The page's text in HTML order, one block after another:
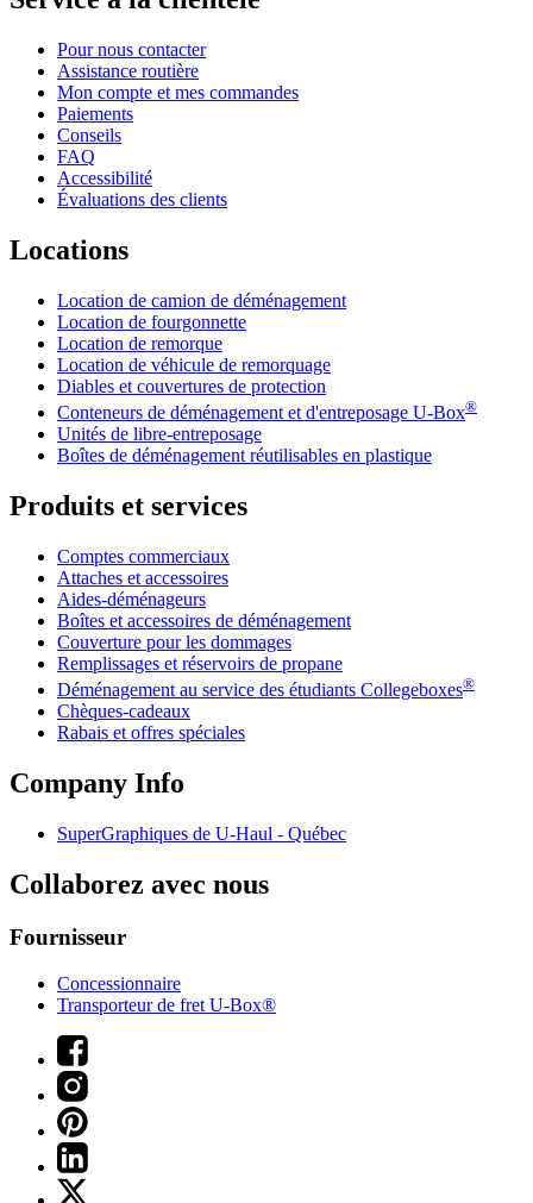
Pour nous contacter
Assistance routière
Mon compte et mes commandes
Paiements
Conseils
FAQ
Accessibilité
Évaluations des clients
Locations
Location de camion de déménagement
Location de fourgonnette
Location de remorque
Location de véhicule de remorquage
Diables et couvertures de protection
Conteneurs de déménagement et d'entreposage U-Box®
Unités de libre-entreposage
Boîtes de déménagement réutilisables en plastique
Produits et services
Comptes commerciaux
Attaches et accessoires
Aides-déménageurs
Boîtes et accessoires de déménagement
Couverture pour les dommages
Remplissages et réservoirs de propane
Déménagement au service des étudiants Collegeboxes®
Chèques-cadeaux
Rabais et offres spéciales
Company Info
SuperGraphiques de U-Haul - Québec
Collaborez avec nous
Fournisseur
Concessionnaire
Transporteur de fret U-Box®